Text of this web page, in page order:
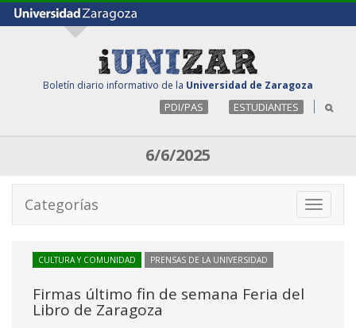
Boletín diario informativo de la Universidad de Zaragoza
PDI/PAS ESTUDIANTES
6/6/2025
Toggle
Categorías
CULTURA Y COMUNIDAD PRENSAS DE LA UNIVERSIDAD
Firmas último fin de semana Feria del
Libro de Zaragoza